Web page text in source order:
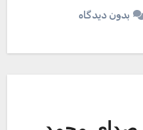
بدون دیدگاه